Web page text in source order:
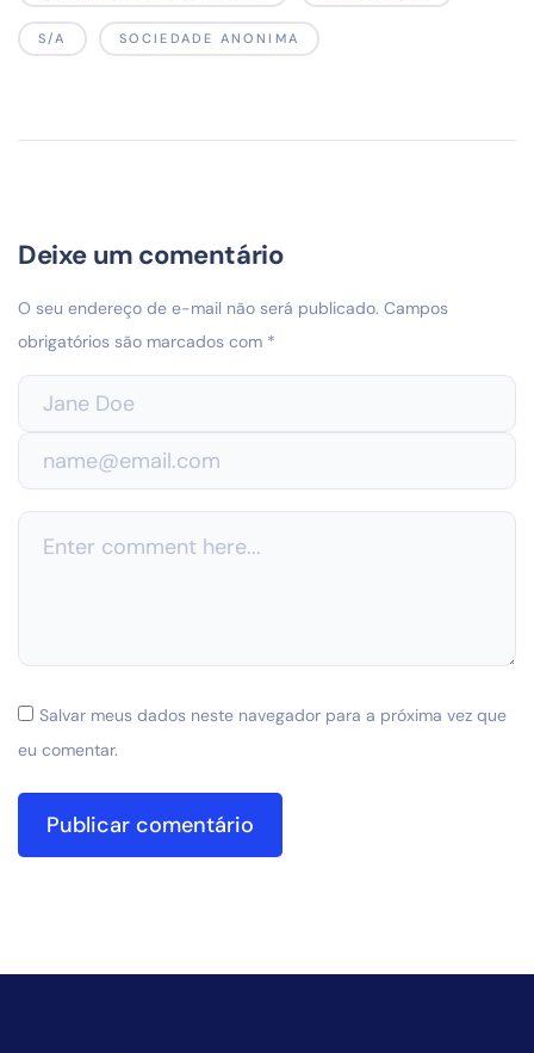
S/A SOCIEDADE ANONIMA
Deixe um comentário
O seu endereço de e-mail não será publicado. Campos
obrigatórios são marcados com *
Salvar meus dados neste navegador para a próxima vez que
eu comentar.